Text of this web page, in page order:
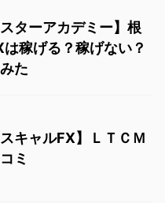
スターアカデミー】根
稼げる？稼げない？
た
スキャルFX】ＬＴＣＭ
ミ